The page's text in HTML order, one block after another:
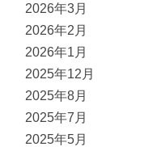
2026年3月
2026年2月
2026年1月
2025年12月
2025年8月
2025年7月
2025年5月